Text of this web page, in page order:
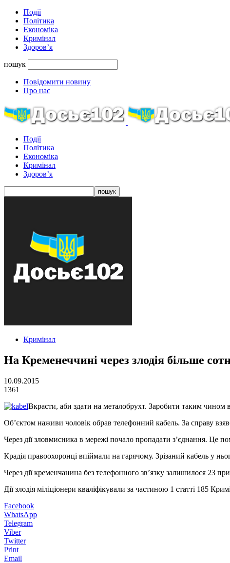
Події
Політика
Економіка
Кримінал
Здоров’я
пошук
Повідомити новину
Про нас
Події
Політика
Економіка
Кримінал
Здоров’я
Кримінал
На Кременеччині через злодія більше
10.09.2015
1361
Вкрасти, аби здати на металобрухт. Заробити таким
Об’єктом наживи чоловік обрав телефонний кабель. За справу
Через дії зловмисника в мережі почало пропадати з’єднання. Це
Крадія правоохоронці впіймали на гарячому. Зрізаний кабель у
Через дії кременчанина без телефонного зв’язку залишилося 23
Дії злодія міліціонери кваліфікували за частиною 1 статті 185
Facebook
WhatsApp
Telegram
Viber
Twitter
Print
Email